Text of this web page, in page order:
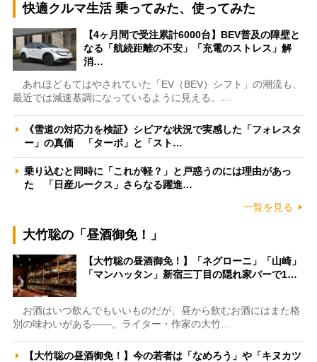
快適クルマ生活 乗ってみた、使ってみた
【4ヶ月間で受注累計6000台】BEV普及の障壁と
なる「航続距離の不安」「充電のストレス」解
消…
あれほどもてはやされていた「EV（BEV）シフト」の潮流も、
最近では減速基調になっているように見える。…
《雪道の対応力を検証》シビアな状況で実感した「フォレスタ
ー」の真価 「ターボ」と「スト…
乗り込むと同時に「これが軽？」と戸惑うのには理由があっ
た 「日産ルークス」さらなる躍進…
一覧を見る
大竹聡の「昼酒御免！」
【大竹聡の昼酒御免！】「ネグローニ」「山崎」
「マンハッタン」新宿三丁目の隠れ家バーで1…
お酒はいつ飲んでもいいものだが、昼から飲むお酒にはまた格
別の味わいがある――。ライター・作家の大竹…
【大竹聡の昼酒御免！】今の若者は「なめろう」や「キヌカツ